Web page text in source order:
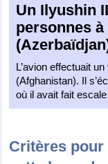
Un Ilyushin
personnes
L’avion effectuait
(Afghanistan). Il
où il avait fait
Critères